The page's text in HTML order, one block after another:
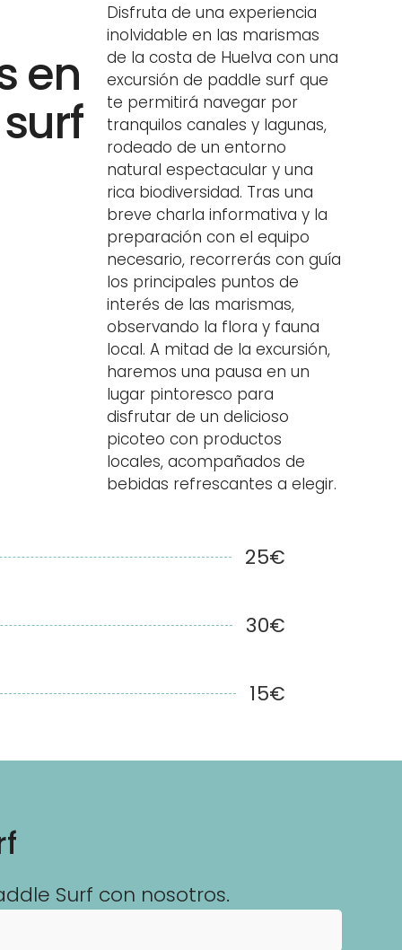
en
Disfruta de una experiencia
inolvidable en las marismas
de la costa de Huelva con una
excursión de paddle surf que
te permitirá navegar por
tranquilos canales y lagunas,
rodeado de un entorno
natural espectacular y una
rica biodiversidad. Tras una
breve charla informativa y la
preparación con el equipo
necesario, recorrerás con guía
los principales puntos de
interés de las marismas,
observando la flora y fauna
local. A mitad de la excursión,
haremos una pausa en un
lugar pintoresco para
disfrutar de un delicioso
picoteo con productos
locales, acompañados de
bebidas refrescantes a elegir.
25€
30€
15€
Surf con nosotros.